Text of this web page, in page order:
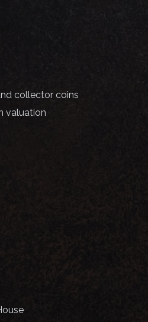
collector coins
valuation